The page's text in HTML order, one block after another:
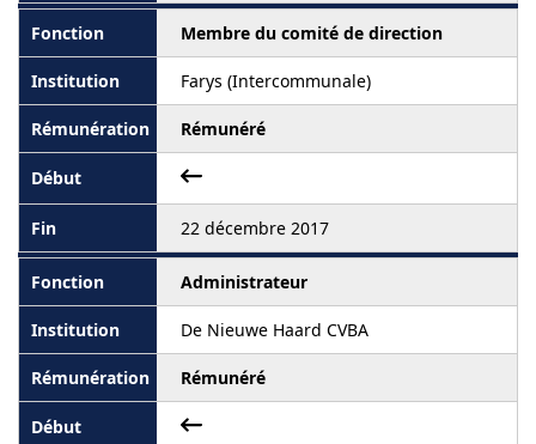
Membre du comité de direction
Farys (Intercommunale)
Rémunéré
22 décembre 2017
Administrateur
De Nieuwe Haard CVBA
Rémunéré